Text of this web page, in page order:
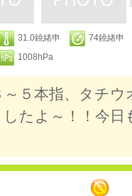
31.0鐃緒申
74鐃緒申
1008hPa
～５本指、タチ
たよ～！！今